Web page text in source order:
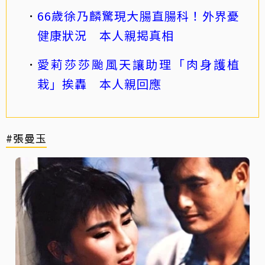
66歲徐乃麟驚現大腸直腸科！外界憂
健康狀況 本人親揭真相
愛莉莎莎颱風天讓助理「肉身護植
栽」挨轟 本人親回應
#張曼玉